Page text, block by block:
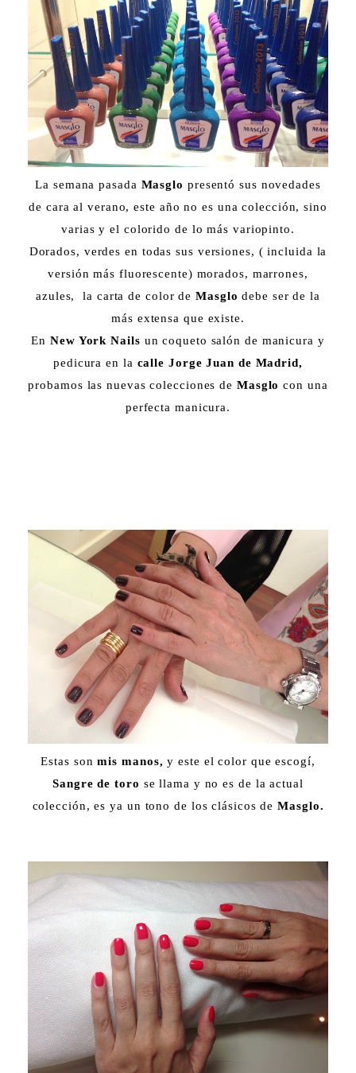
La semana pasada Masglo presentó sus novedades
de cara al verano, este año no es una colección, sino
varias y el colorido de lo más variopinto.
Dorados, verdes en todas sus versiones, ( incluida la
versión más fluorescente) morados, marrones,
azules, la carta de color deMasglo debe ser de la
más extensa que existe.
EnNew York Nails un coqueto salón de manicura y
pedicura en la calle Jorge Juan de Madrid,
probamos las nuevas colecciones de Masglo con una
perfecta manicura.
Estas son mis manos, y este el color que escogí,
Sangre de toro se llama y no es de la actual
colección, es ya un tono de los clásicos deMasglo.